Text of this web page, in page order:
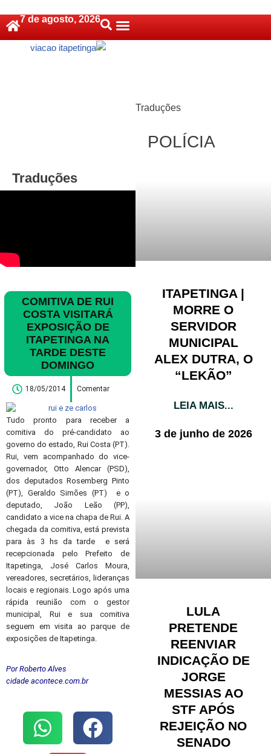
Pular
7 de agosto, 2026
Traduções
COMITIVA DE RUI
COSTA VISITARÁ
EXPOSIÇÃO DE
ITAPETINGA NA
TARDE DESTE
DOMINGO
18/05/2014 Comentar
Tudo pronto para receber a
comitiva do pré-candidato ao
governo do estado, Rui Costa (PT).
Rui, vem acompanhado do vice-
governador, Otto Alencar (PSD),
dos deputados Rosemberg Pinto
(PT), Geraldo Simões (PT) e o
deputado, João Leão (PP),
candidato a vice na chapa de Rui. A
chegada da comitiva, está prevista
para às 3 hs da tarde e será
recepcionada pelo Prefeito de
Itapetinga, José Carlos Moura,
vereadores, secretários, lideranças
locais e regionais. Logo após uma
rápida reunião com o gestor
municipal, Rui e sua comitiva
seguem em visita ao parque de
exposições de Itapetinga.
Por Roberto Alves
cidade acontece.com.br
Traduções
POLÍCIA
ITAPETINGA |
MORRE O
SERVIDOR
MUNICIPAL
ALEX DUTRA, O
“LEKÃO”
LEIA MAIS...
3 de junho de 2026
LULA
PRETENDE
REENVIAR
INDICAÇÃO DE
JORGE
MESSIAS AO
STF APÓS
REJEIÇÃO NO
SENADO